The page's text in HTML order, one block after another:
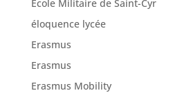
Ecole Militaire de Saint-Cyr
éloquence lycée
Erasmus
Erasmus
Erasmus Mobility